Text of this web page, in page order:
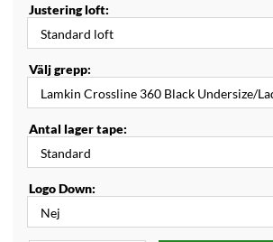
Justering loft:
Välj grepp:
Antal lager tape:
Logo Down: